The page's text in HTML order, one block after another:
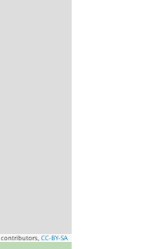
contributors, CC-BY-SA